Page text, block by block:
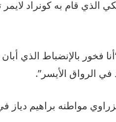
الذي قام به كونراد لايمر
فخور بالإنضباط الذي أبان
الرواق الأيسر”.
مواطنه براهيم دياز